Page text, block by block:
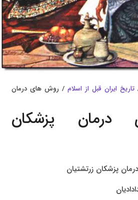
تاریخ ایران قبل از اسلام/ روش های درمان
پزشکان
پزشکان زرتشتیان